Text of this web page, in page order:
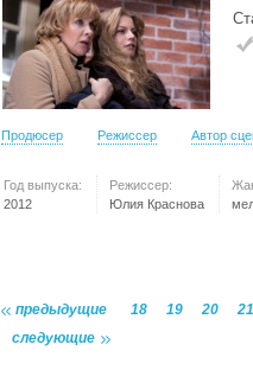
Продюсер Режиссер Автор
Год выпуска:
2012
Режиссер:
Юлия Краснова
предыдущие 18 19 20
21
следующие